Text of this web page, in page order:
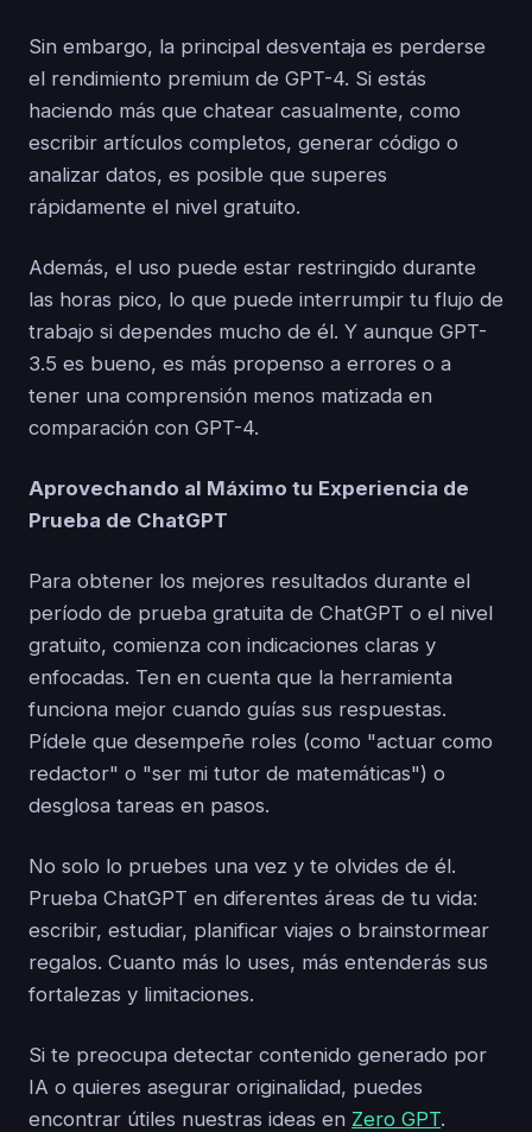
Sin embargo, la principal desventaja es perderse
el rendimiento premium de GPT-4. Si estás
haciendo más que chatear casualmente, como
escribir artículos completos, generar código o
analizar datos, es posible que superes
rápidamente el nivel gratuito.
Además, el uso puede estar restringido durante
las horas pico, lo que puede interrumpir tu flujo de
trabajo si dependes mucho de él. Y aunque GPT-
3.5 es bueno, es más propenso a errores o a
tener una comprensión menos matizada en
comparación con GPT-4.
Aprovechando al Máximo tu Experiencia de
Prueba de ChatGPT
Para obtener los mejores resultados durante el
período de prueba gratuita de ChatGPT o el nivel
gratuito, comienza con indicaciones claras y
enfocadas. Ten en cuenta que la herramienta
funciona mejor cuando guías sus respuestas.
Pídele que desempeñe roles (como "actuar como
redactor" o "ser mi tutor de matemáticas") o
desglosa tareas en pasos.
No solo lo pruebes una vez y te olvides de él.
Prueba ChatGPT en diferentes áreas de tu vida:
escribir, estudiar, planificar viajes o brainstormear
regalos. Cuanto más lo uses, más entenderás sus
fortalezas y limitaciones.
Si te preocupa detectar contenido generado por
IA o quieres asegurar originalidad, puedes
encontrar útiles nuestras ideas en Zero GPT.